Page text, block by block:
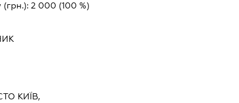
(грн.): 2 000 (100 %)
КИЇВ,